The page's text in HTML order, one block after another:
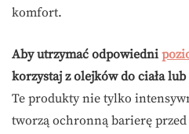
komfort.
Aby utrzymać odpowiedni
korzystaj z olejków do ciała
Te produkty nie tylko
tworzą ochronną barierę